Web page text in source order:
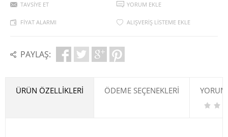
TAVSIYE ET YORUM EKLE
FIYAT ALARMI ALIŞVERIŞ LISTEME EKLE
PAYLAŞ:
ÜRÜN ÖZELLIKLERI ÖDEME SEÇENEKLERI